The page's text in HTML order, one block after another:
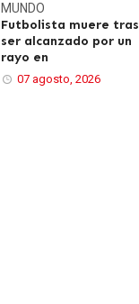
MUNDO
Futbolista muere tras
ser alcanzado por un
rayo en
07 agosto, 2026